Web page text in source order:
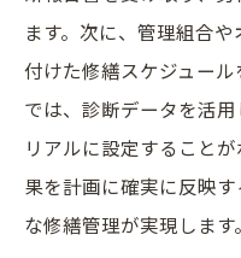
ます。次に、管理組合
付けた修繕スケジュー
では、診断データを活
リアルに設定すること
果を計画に確実に反映
な修繕管理が実現します。